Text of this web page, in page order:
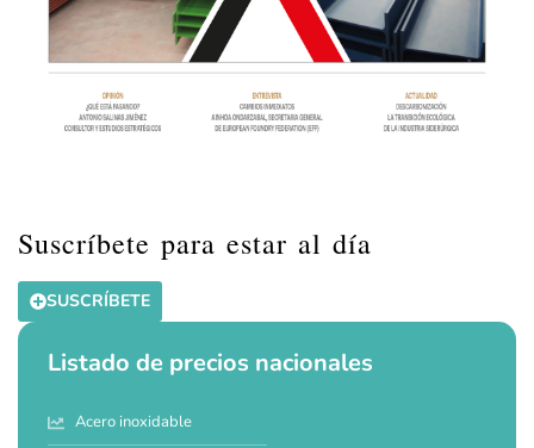
Suscríbete para estar al día
SUSCRÍBETE
Listado de precios nacionales
Acero inoxidable